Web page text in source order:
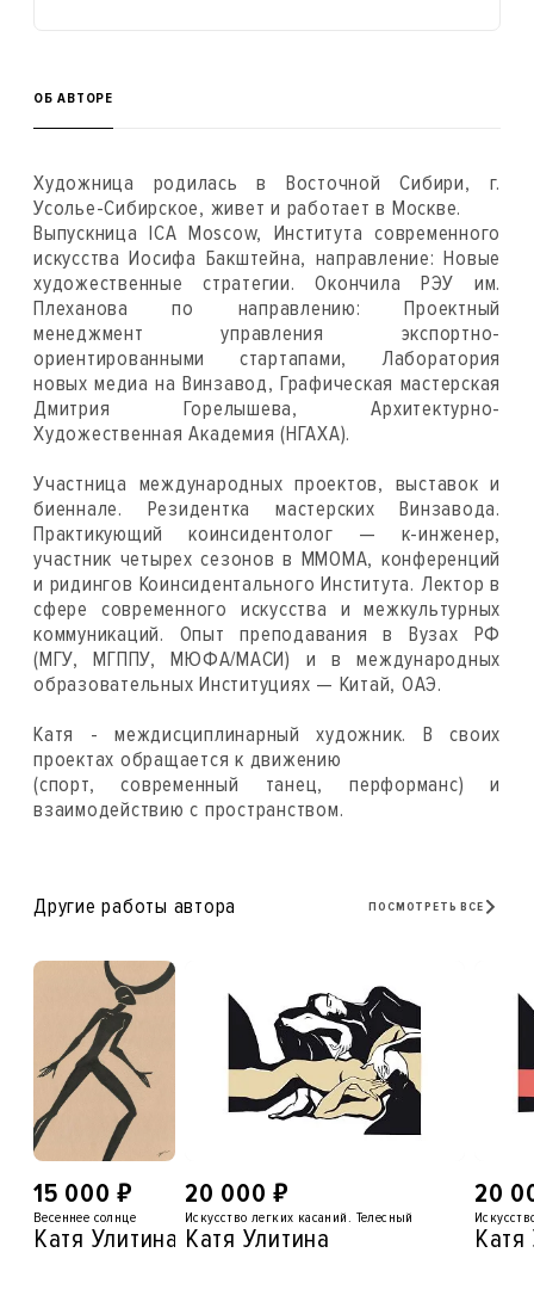
ОБ АВТОРЕ
Художница родилась в Восточной Сибири, г.
Усолье-Сибирское, живет и работает в Москве.
Выпускница ICA Moscow, Института современного
искусства Иосифа Бакштейна, направление: Новые
художественные стратегии. Окончила РЭУ им.
Плеханова по направлению: Проектный
менеджмент управления экспортно-
ориентированными стартапами, Лаборатория
новых медиа на Винзавод, Графическая мастерская
Дмитрия Горелышева, Архитектурно-
Художественная Академия (НГАХА).
Участница международных проектов, выставок и
биеннале. Резидентка мастерских Винзавода.
Практикующий коинсидентолог — к-инженер,
участник четырех сезонов в ММОМА, конференций
и ридингов Коинсидентального Института. Лектор в
сфере современного искусства и межкультурных
коммуникаций. Опыт преподавания в Вузах РФ
(МГУ, МГППУ, МЮФА/МАСИ) и в международных
образовательных Институциях — Китай, ОАЭ.
Катя - междисциплинарный художник. В своих
проектах обращается к движению
(спорт, современный танец, перформанс) и
взаимодействию с пространством.
Другие работы автора ПОСМОТРЕТЬ ВСЕ
15 000₽
Весеннее солнце
Катя Улитина
20 000₽
Искусство легких касаний. Телесный
Катя Улитина
20
Катя